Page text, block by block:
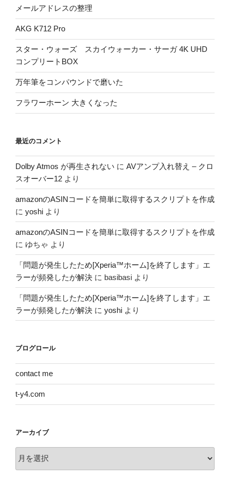
メールアドレスの整理
AKG K712 Pro
スター・ウォーズ スカイウォーカー・サーガ 4K UHD
コンプリートBOX
万年筆をコンパウンドで磨いた
フラワーホーン 大きくなった
最近のコメント
Dolby Atmos が再生されない に AVアンプ入れ替え – クロ
スオーバー12 より
amazonのASINコードを簡単に取得するスクリプトを作成
に yoshi より
amazonのASINコードを簡単に取得するスクリプトを作成
に ゆちゃ より
「問題が発生したため[Xperia™ホーム]を終了します」エ
ラーが頻発したが解決 に basibasi より
「問題が発生したため[Xperia™ホーム]を終了します」エ
ラーが頻発したが解決 に yoshi より
ブログロール
contact me
t-y4.com
アーカイブ
ー